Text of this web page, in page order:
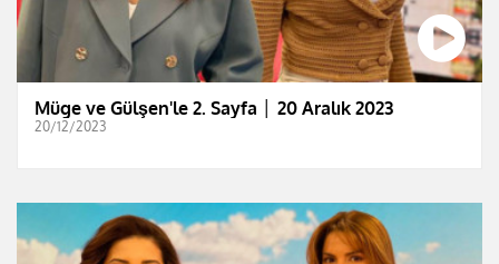
Müge ve Gülşen'le 2. Sayfa │ 20 Aralık 2023
20/12/2023